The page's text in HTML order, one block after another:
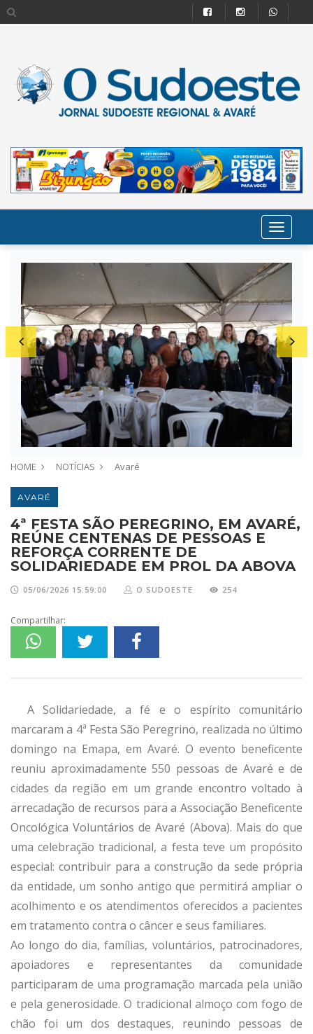
HOME NOTÍCIAS Avaré
AVARÉ
4ª FESTA SÃO PEREGRINO, EM AVARÉ,
REÚNE CENTENAS DE PESSOAS E
REFORÇA CORRENTE DE
SOLIDARIEDADE EM PROL DA ABOVA
05/06/2026 15:59:00 O SUDOESTE 254
Compartilhar:
A Solidariedade, a fé e o espírito comunitário
marcaram a 4ª Festa São Peregrino, realizada no último
domingo na Emapa, em Avaré. O evento beneficente
reuniu aproximadamente 550 pessoas de Avaré e de
cidades da região em um grande encontro voltado à
arrecadação de recursos para a Associação Beneficente
Oncológica Voluntários de Avaré (Abova). Mais do que
uma celebração tradicional, a festa teve um propósito
especial: contribuir para a construção da sede própria
da entidade, um sonho antigo que permitirá ampliar o
acolhimento e os atendimentos oferecidos a pacientes
em tratamento contra o câncer e seus familiares.
Ao longo do dia, famílias, voluntários, patrocinadores,
apoiadores e representantes da comunidade
participaram de uma programação marcada pela união
e pela generosidade. O tradicional almoço com fogo de
chão foi um dos destaques, reunindo pessoas de